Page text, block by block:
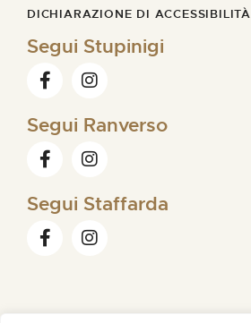
DICHIARAZIONE DI ACCESSIBILITÀ
Segui Stupinigi
Segui Ranverso
Segui Staffarda